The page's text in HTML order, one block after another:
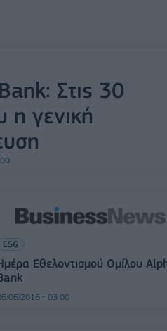
Στις 30
η γενική
ESG
Εθελοντισμού Ομίλου
06/2016 - 03:00